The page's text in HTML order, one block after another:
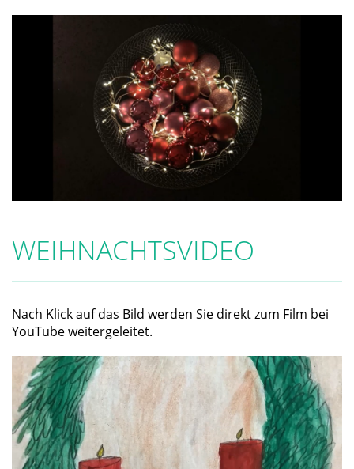
WEIHNACHTSVIDEO
Nach Klick auf das Bild werden Sie direkt zum Film bei
YouTube weitergeleitet.